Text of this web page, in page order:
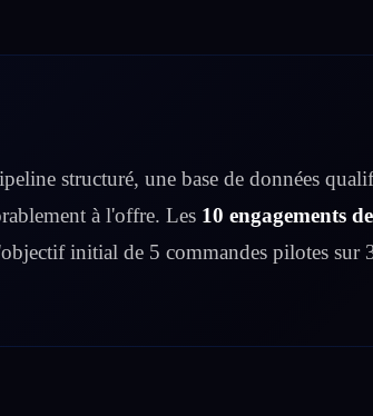
structuré, une base de données
à l'offre. Les 10 engagements
initial de 5 commandes pilotes sur